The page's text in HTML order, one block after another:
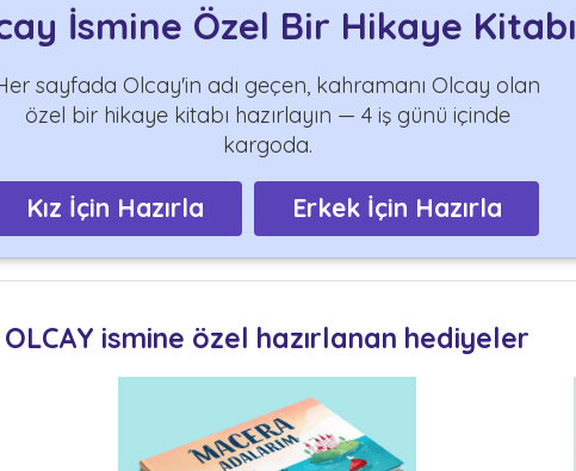
İsmine Özel Bir Hikaye Kitabı
sayfada Olcay'in adı geçen, kahramanı Olcay olan
özel bir hikaye kitabı hazırlayın — 4 iş günü içinde
kargoda.
Kız İçin Hazırla Erkek İçin Hazırla
OLCAY ismine özel hazırlanan hediyeler